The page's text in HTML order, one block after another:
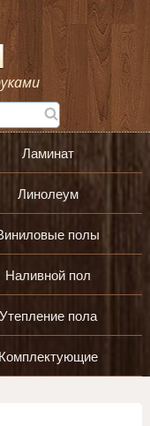
Ламинат
Линолеум
полы
Наливной пол
Утепление пола
Комплектующие